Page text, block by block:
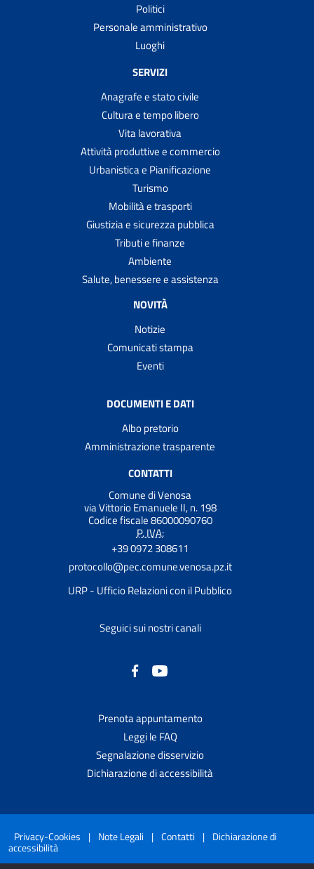
Politici
Personale amministrativo
Luoghi
SERVIZI
Anagrafe e stato civile
Cultura e tempo libero
Vita lavorativa
Attività produttive e commercio
Urbanistica e Pianificazione
Turismo
Mobilità e trasporti
Giustizia e sicurezza pubblica
Tributi e finanze
Ambiente
Salute, benessere e assistenza
NOVITÀ
Notizie
Comunicati stampa
Eventi
DOCUMENTI E DATI
Albo pretorio
Amministrazione trasparente
CONTATTI
Comune di Venosa
via Vittorio Emanuele II, n. 198
Codice fiscale 86000090760
P. IVA:
+39 0972 308611
protocollo@pec.comune.venosa.pz.it
URP - Ufficio Relazioni con il Pubblico
Seguici sui nostri canali
Prenota appuntamento
Leggi le FAQ
Segnalazione disservizio
Dichiarazione di accessibilità
Privacy-Cookies | Note Legali | Contatti | Dichiarazione di
accessibilità